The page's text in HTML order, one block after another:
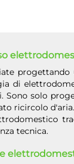
progettando
di
Sono solo
ricircolo
tecnica.